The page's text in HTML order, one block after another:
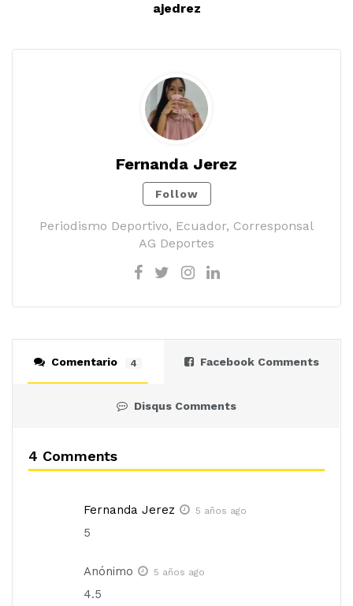
ajedrez
Fernanda Jerez
Follow
Periodismo Deportivo, Ecuador, Corresponsal
AG Deportes
Comentario 4 Facebook Comments
Disqus Comments
4 Comments
Fernanda Jerez 5 años ago
5
Anónimo 5 años ago
4.5